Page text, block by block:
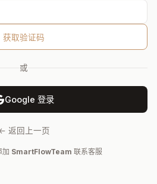
获取验证码
或
Google 登录
返回上一页
加 SmartFlowTeam 联系客服